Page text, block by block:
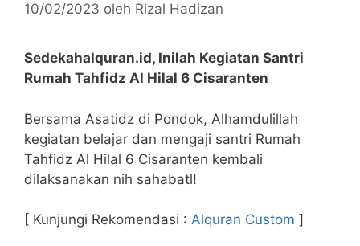
10/02/2023 oleh Rizal Hadizan
Sedekahalquran.id, Inilah Kegiatan Santri
Rumah Tahfidz Al Hilal 6 Cisaranten
Bersama Asatidz di Pondok, Alhamdulillah
kegiatan belajar dan mengaji santri Rumah
Tahfidz Al Hilal 6 Cisaranten kembali
dilaksanakan nih sahabatl!
[ Kunjungi Rekomendasi : Alquran Custom ]